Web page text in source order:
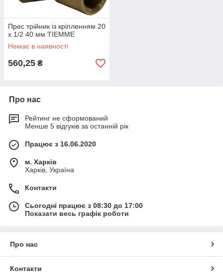
Прес трійник із кріпленням 20
х 1/2 40 мм TIEMME
Немає в наявності
560,25 ₴
Про нас
Рейтинг не сформований
Менше 5 відгуків за останній рік
Працює з 16.06.2020
м. Харків
Харків, Україна
Контакти
Сьогодні працює з 08:30 до 17:00
Показати весь графік роботи
Про нас
Контакти